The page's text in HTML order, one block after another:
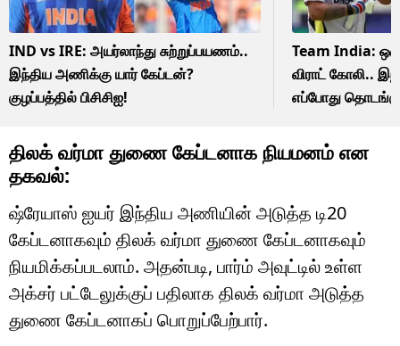
IND vs IRE: அயர்லாந்து சுற்றுப்பயணம்..
இந்திய அணிக்கு யார் கேப்டன்?
குழப்பத்தில் பிசிசிஐ!
Team India:
விராட் கோலி..
எப்போது
திலக் வர்மா துணை கேப்டனாக நியமனம் என
தகவல்:
ஷ்ரேயாஸ் ஐயர் இந்திய அணியின் அடுத்த டி20
கேப்டனாகவும் திலக் வர்மா துணை கேப்டனாகவும்
நியமிக்கப்படலாம். அதன்படி, பார்ம் அவுட்டில் உள்ள
அக்சர் பட்டேலுக்குப் பதிலாக திலக் வர்மா அடுத்த
துணை கேப்டனாகப் பொறுப்பேற்பார்.